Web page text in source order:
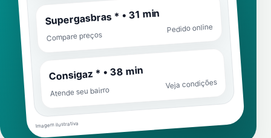
Supergasbras * • 31 min
Compare preços
Pedido online
Consigaz * • 38 min
Atende seu bairro
Veja condições
Imagem ilustrativa